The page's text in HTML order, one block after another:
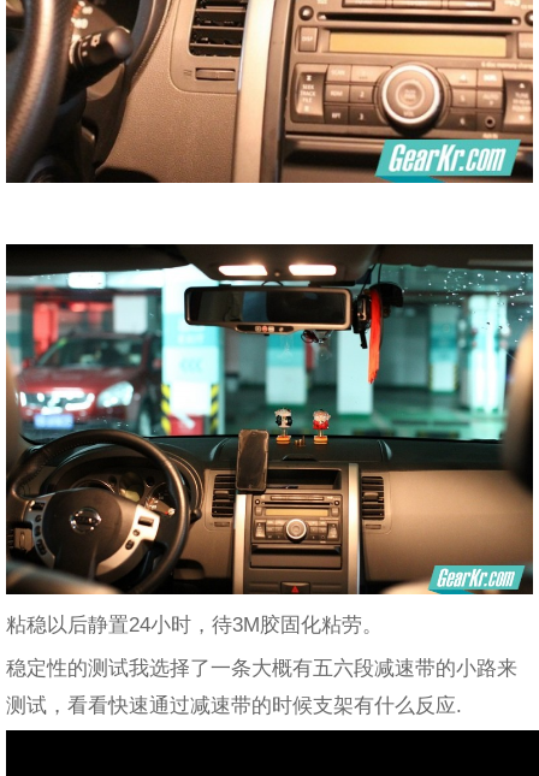
粘稳以后静置24小时，待3M胶固化粘劳。
稳定性的测试我选择了一条大概有五六段减速带的小路来
测试，看看快速通过减速带的时候支架有什么反应.